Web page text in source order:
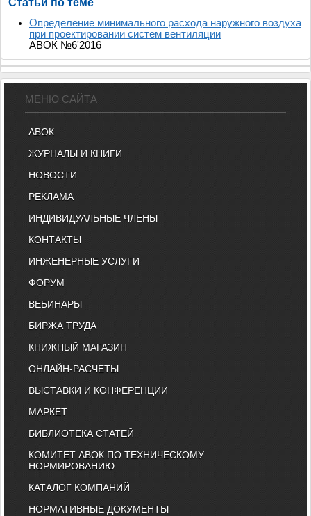
Статьи по теме
Определение минимального расхода наружного воздуха
при проектировании систем вентиляции
АВОК №6'2016
МЕНЮ САЙТА
АВОК
ЖУРНАЛЫ И КНИГИ
НОВОСТИ
РЕКЛАМА
ИНДИВИДУАЛЬНЫЕ ЧЛЕНЫ
КОНТАКТЫ
ИНЖЕНЕРНЫЕ УСЛУГИ
ФОРУМ
ВЕБИНАРЫ
БИРЖА ТРУДА
КНИЖНЫЙ МАГАЗИН
ОНЛАЙН-РАСЧЕТЫ
ВЫСТАВКИ И КОНФЕРЕНЦИИ
МАРКЕТ
БИБЛИОТЕКА СТАТЕЙ
КОМИТЕТ АВОК ПО ТЕХНИЧЕСКОМУ
НОРМИРОВАНИЮ
КАТАЛОГ КОМПАНИЙ
НОРМАТИВНЫЕ ДОКУМЕНТЫ